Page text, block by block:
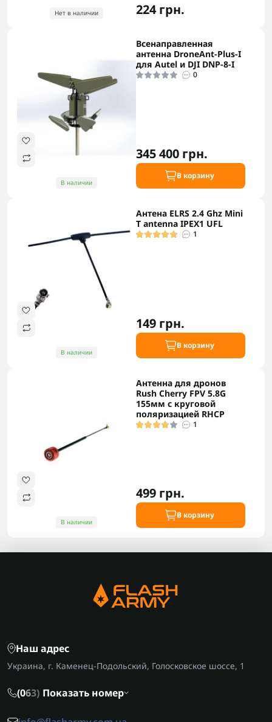
Нет в наличии 224 грн.
В наличии
Всенаправленная
антенна DroneAnt-Plus-I
для Autel и DJI DNP-8-I
0
345 400 грн.
В корзину
В наличии
Антена ELRS 2.4 Ghz Mini
T antenna IPEX1 UFL
1
149 грн.
В корзину
В наличии
Антенна для дронов
Rush Cherry FPV 5.8G
155мм с круговой
поляризацией RHCP
1
499 грн.
В корзину
Наш адрес
Украина, г. Каменец-Подольский, Голосковское шоссе, 1
(063) Показать номер